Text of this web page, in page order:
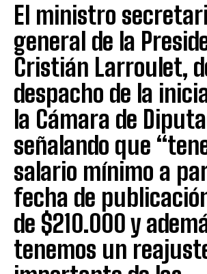
El ministro
general de la
Cristián Larroulet,
despacho de la
la Cámara de
señalando que
salario mínimo a
fecha de
de $210.000 y
tenemos un